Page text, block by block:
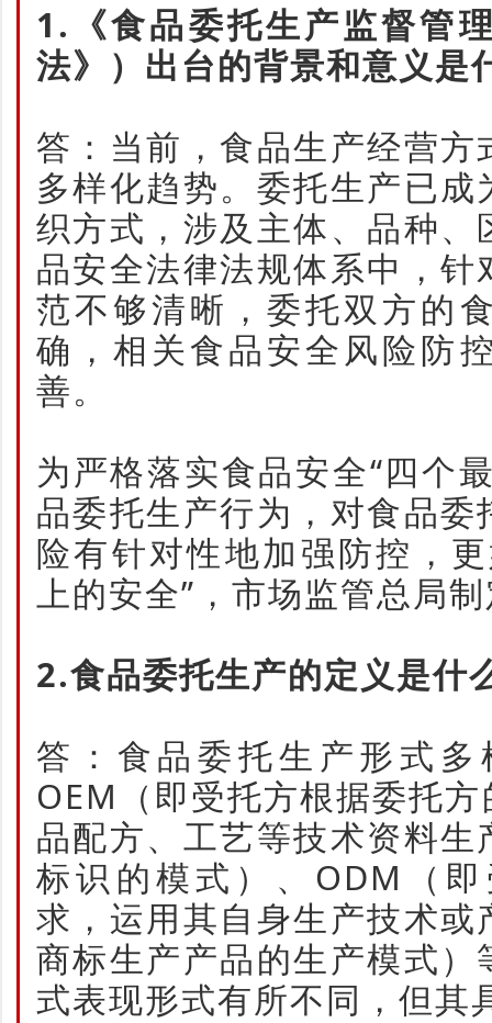
1.《食品委托生产监督管
法》）出台的背景和意义是
答：当前，食品生产经营
多样化趋势。委托生产已
织方式，涉及主体、品种
品安全法律法规体系中，
范不够清晰，委托双方的
确，相关食品安全风险防
善。
为严格落实食品安全“四个
品委托生产行为，对食品
险有针对性地加强防控，
上的安全”，市场监管总局
2.食品委托生产的定义是什
答：食品委托生产形式
OEM（即受托方根据委托
品配方、工艺等技术资料
标识的模式）、ODM（
求，运用其自身生产技术
商标生产产品的生产模式
式表现形式有所不同，但其